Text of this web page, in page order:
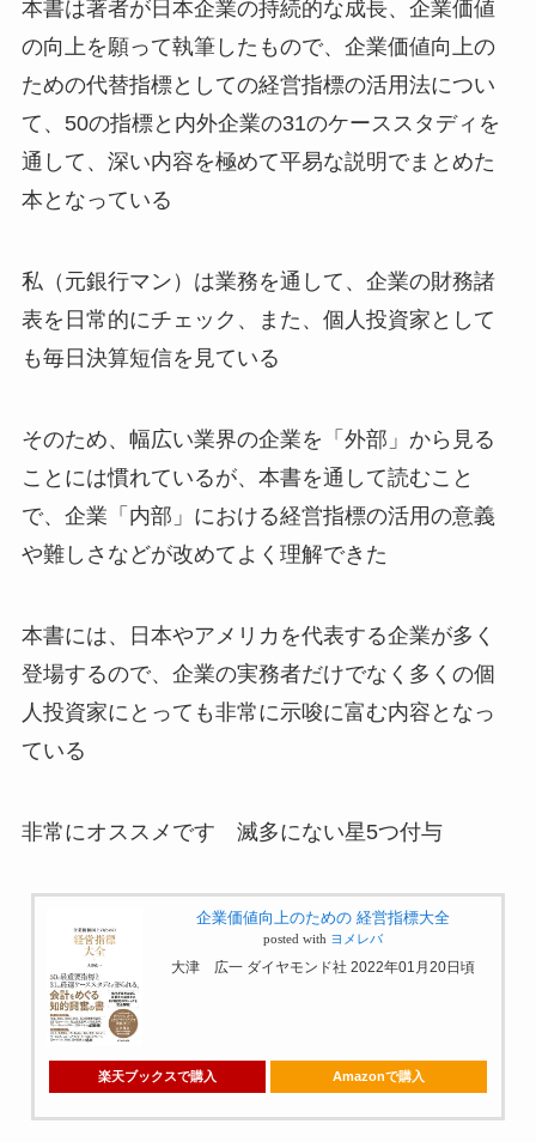
本書は著者が日本企業の持続的な成長、企業価値
の向上を願って執筆したもので、企業価値向上の
ための代替指標としての経営指標の活用法につい
て、50の指標と内外企業の31のケーススタディを
通して、深い内容を極めて平易な説明でまとめた
本となっている
私（元銀行マン）は業務を通して、企業の財務諸
表を日常的にチェック、また、個人投資家として
も毎日決算短信を見ている
そのため、幅広い業界の企業を「外部」から見る
ことには慣れているが、本書を通して読むこと
で、企業「内部」における経営指標の活用の意義
や難しさなどが改めてよく理解できた
本書には、日本やアメリカを代表する企業が多く
登場するので、企業の実務者だけでなく多くの個
人投資家にとっても非常に示唆に富む内容となっ
ている
非常にオススメです 滅多にない星5つ付与
企業価値向上のための 経営指標大全
posted with ヨメレバ
大津 広一 ダイヤモンド社 2022年01月20日頃
楽天ブックスで購入 Amazonで購入